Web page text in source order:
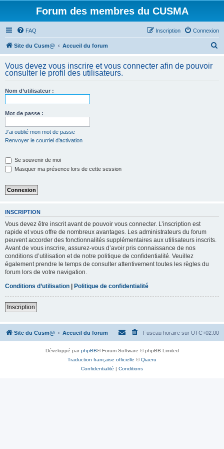
Forum des membres du CUSMA
FAQ Connexion
Inscription
Site du Cusm@ Accueil du forum
h
Vous devez vous inscrire et vous connecter afin de pouvoir
consulter le profil des utilisateurs.
Nom d’utilisateur :
Mot de passe :
J’ai oublié mon mot de passe
Renvoyer le courriel d’activation
Se souvenir de moi
Masquer ma présence lors de cette session
INSCRIPTION
Vous devez être inscrit avant de pouvoir vous connecter. L’inscription est
rapide et vous offre de nombreux avantages. Les administrateurs du forum
peuvent accorder des fonctionnalités supplémentaires aux utilisateurs inscrits.
Avant de vous inscrire, assurez-vous d’avoir pris connaissance de nos
conditions d’utilisation et de notre politique de confidentialité. Veuillez
également prendre le temps de consulter attentivement toutes les règles du
forum lors de votre navigation.
Conditions d’utilisation | Politique de confidentialité
Inscription
Site du Cusm@ Accueil du forum Fuseau horaire sur UTC+02:00
Développé parphpBB® Forum Software © phpBB Limited
Traduction française officielle ©Qiaeru
Confidentialité | Conditions